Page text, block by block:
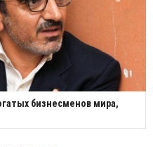
бизнесменов мира,